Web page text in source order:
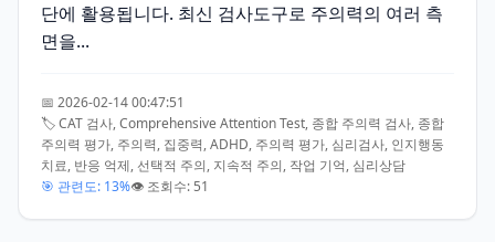
단에 활용됩니다. 최신 검사도구로 주의력의 여러 측
면을...
📅 2026-02-14 00:47:51
🏷️ CAT 검사, Comprehensive Attention Test, 종합 주의력 검사, 종합
주의력 평가, 주의력, 집중력, ADHD, 주의력 평가, 심리검사, 인지행동
치료, 반응 억제, 선택적 주의, 지속적 주의, 작업 기억, 심리상담
🎯 관련도: 13%👁️ 조회수: 51